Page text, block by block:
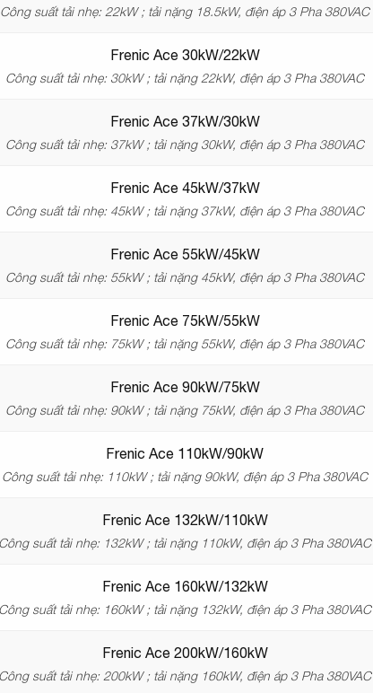
Công suất tải nhẹ: 22kW ; tải nặng 18.5kW, điện áp 3 Pha 380VAC
Frenic Ace 30kW/22kW
Công suất tải nhẹ: 30kW ; tải nặng 22kW, điện áp 3 Pha 380VAC
Frenic Ace 37kW/30kW
Công suất tải nhẹ: 37kW ; tải nặng 30kW, điện áp 3 Pha 380VAC
Frenic Ace 45kW/37kW
Công suất tải nhẹ: 45kW ; tải nặng 37kW, điện áp 3 Pha 380VAC
Frenic Ace 55kW/45kW
Công suất tải nhẹ: 55kW ; tải nặng 45kW, điện áp 3 Pha 380VAC
Frenic Ace 75kW/55kW
Công suất tải nhẹ: 75kW ; tải nặng 55kW, điện áp 3 Pha 380VAC
Frenic Ace 90kW/75kW
Công suất tải nhẹ: 90kW ; tải nặng 75kW, điện áp 3 Pha 380VAC
Frenic Ace 110kW/90kW
Công suất tải nhẹ: 110kW ; tải nặng 90kW, điện áp 3 Pha 380VAC
Frenic Ace 132kW/110kW
Công suất tải nhẹ: 132kW ; tải nặng 110kW, điện áp 3 Pha 380VAC
Frenic Ace 160kW/132kW
Công suất tải nhẹ: 160kW ; tải nặng 132kW, điện áp 3 Pha 380VAC
Frenic Ace 200kW/160kW
Công suất tải nhẹ: 200kW ; tải nặng 160kW, điện áp 3 Pha 380VAC